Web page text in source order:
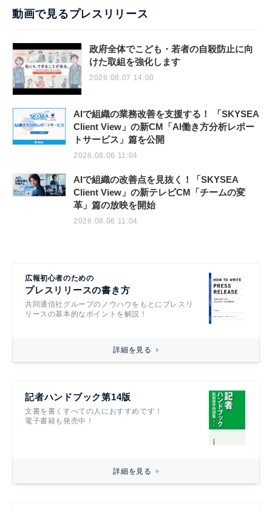
動画で見るプレスリリース
政府全体でこども・若者の自殺防止に向
けた取組を強化します
2026.08.07 14:00
AIで組織の業務改善を支援する！ 「SKYSEA
Client View」の新CM「AI働き方分析レポー
トサービス」篇を公開
2026.08.06 11:04
AIで組織の改善点を見抜く！「SKYSEA
Client View」の新テレビCM「チームの変
革」篇の放映を開始
2026.08.06 11:04
広報初心者のための
プレスリリースの書き方
共同通信社グループのノウハウをもとにプレスリ
リースの基本的なポイントを解説！
詳細を見る
記者ハンドブック第14版
文書を書くすべての人におすすめです！
電子書籍も発売中！
詳細を見る